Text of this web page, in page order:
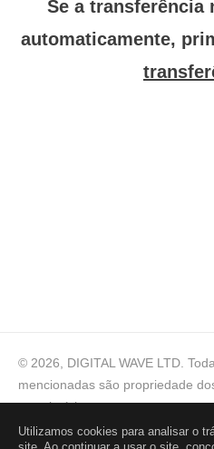
Utilizamos cookies para analisar o
Se a transferência
automaticamente,
© 2026, DIGITAL WAVE LTD.
mencionadas são propriedade
proprietários
Ajuda técnica, Para consultas